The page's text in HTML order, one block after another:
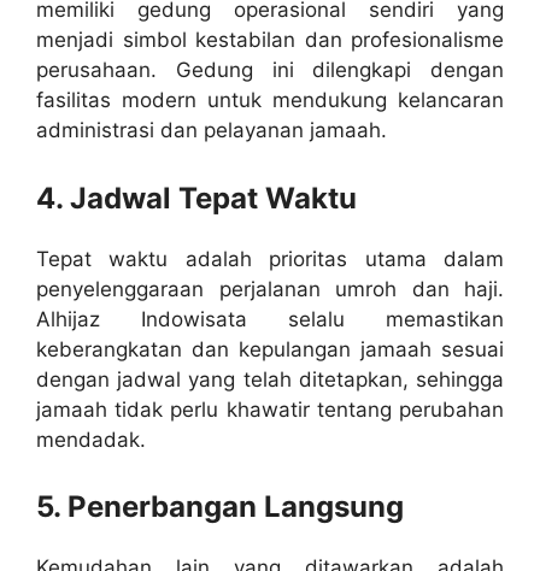
memiliki gedung operasional sendiri yang
menjadi simbol kestabilan dan profesionalisme
perusahaan. Gedung ini dilengkapi dengan
fasilitas modern untuk mendukung kelancaran
administrasi dan pelayanan jamaah.
4. Jadwal Tepat Waktu
Tepat waktu adalah prioritas utama dalam
penyelenggaraan perjalanan umroh dan haji.
Alhijaz Indowisata selalu memastikan
keberangkatan dan kepulangan jamaah sesuai
dengan jadwal yang telah ditetapkan, sehingga
jamaah tidak perlu khawatir tentang perubahan
mendadak.
5. Penerbangan Langsung